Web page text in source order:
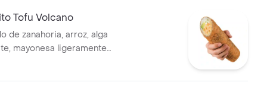
Tofu Volcano
de zanahoria, arroz, alga
mayonesa ligeramente
crema.